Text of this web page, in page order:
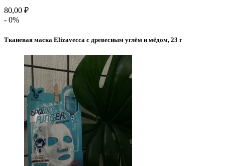
80,00 ₽
- 0%
Тканевая маска Elizavecca c древесным углём и мёдом, 23 г